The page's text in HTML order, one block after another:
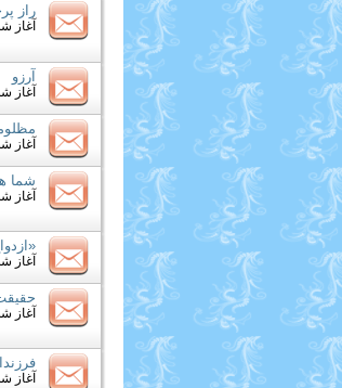
راز
آغاز
آرزو
آغاز
آغاز
شما
آغاز
آغاز
آغاز
آغاز